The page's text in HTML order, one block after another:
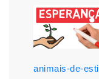
animais-de-